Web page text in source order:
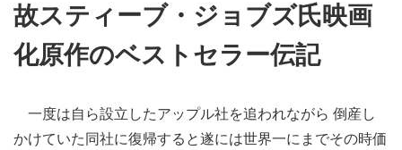
故スティーブ・ジョブズ氏映画
化原作のベストセラー伝記
一度は自ら設立したアップル社を追われながら 倒産し
かけていた同社に復帰すると遂には世界一にまでその時価